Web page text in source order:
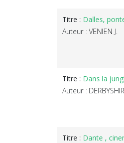
Titre : Dalles,
Auteur : VENIEN J.
Titre : Dans la
Auteur :
Titre : Dante ,